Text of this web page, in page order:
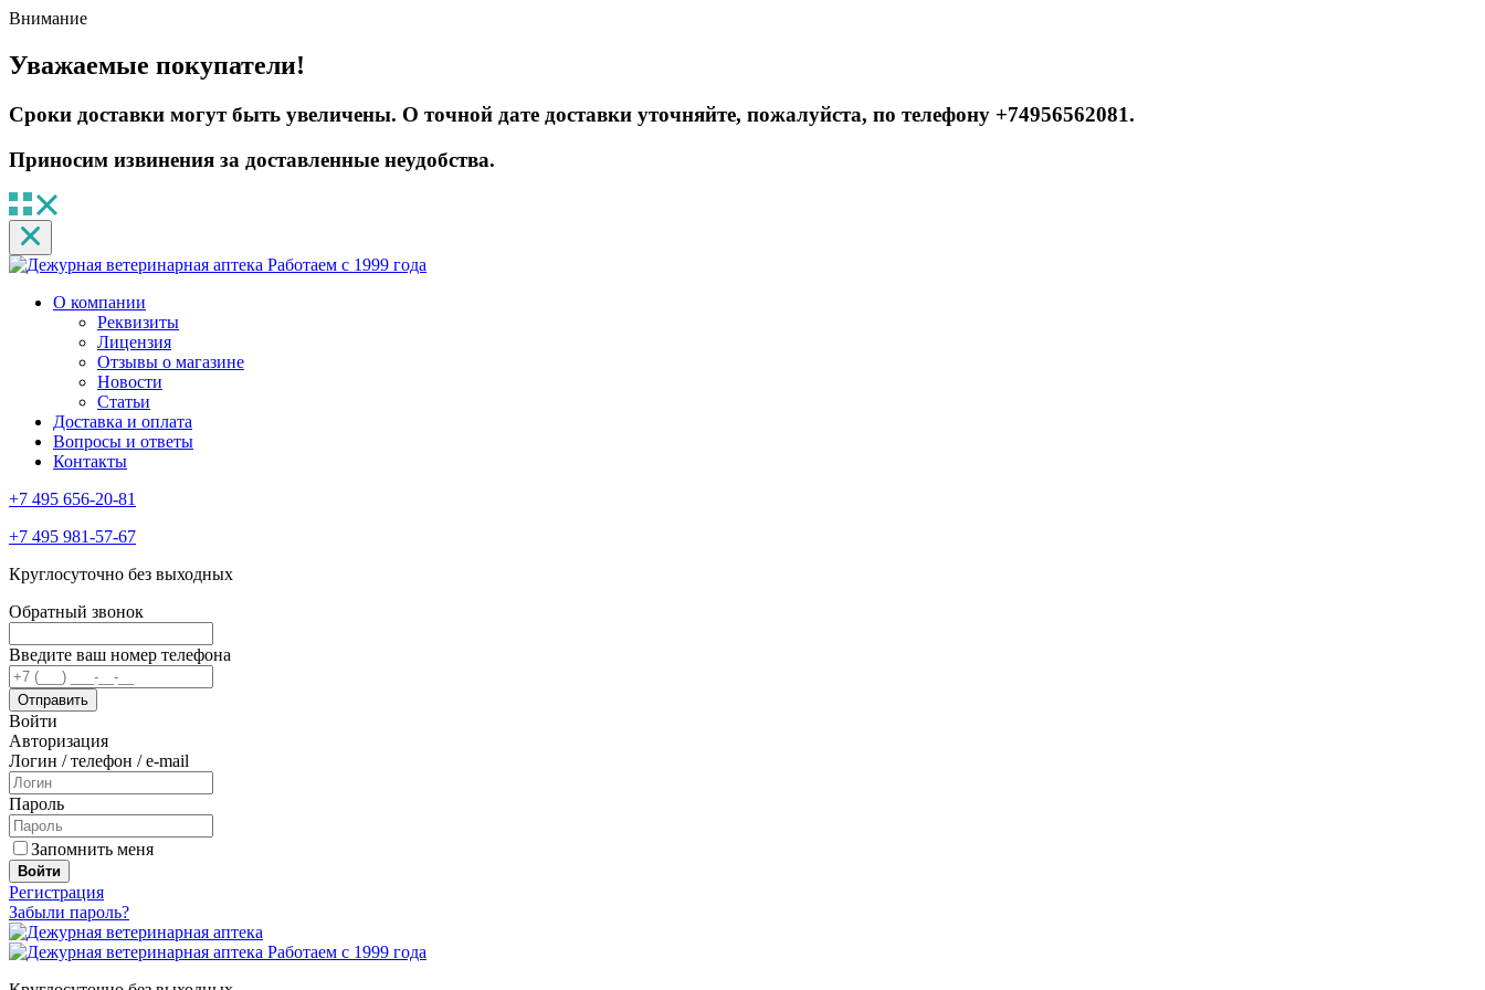
Внимание
Уважаемые покупатели!
Сроки доставки могут быть увеличены. О точной дате доставки уточняйте, пожалуйста, по телефону +74956562081.
Приносим извинения за доставленные неудобства.
Работаем с 1999 года
О компании
Реквизиты
Лицензия
Отзывы о магазине
Новости
Статьи
Доставка и оплата
Вопросы и ответы
Контакты
+7 495 656-20-81
+7 495 981-57-67
Круглосуточно без выходных
Обратный звонок
Введите ваш номер телефона
Войти
Авторизация
Логин / телефон / e-mail
Пароль
Запомнить меня
Войти
Регистрация
Забыли пароль?
Работаем с 1999 года